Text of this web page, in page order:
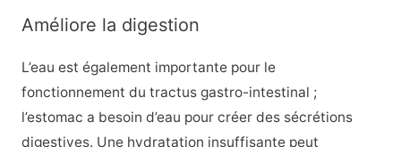
Améliore la digestion
L’eau est également importante pour le
fonctionnement du tractus gastro-intestinal ;
l’estomac a besoin d’eau pour créer des sécrétions
digestives. Une hydratation insuffisante peut